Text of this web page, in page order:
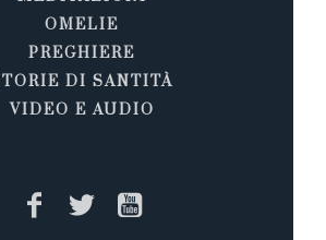
OMELIE
PREGHIERE
DI SANTITÀ
VIDEO E AUDIO